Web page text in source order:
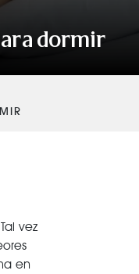
dormir
vez
en